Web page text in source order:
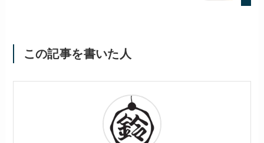
この記事を書いた人